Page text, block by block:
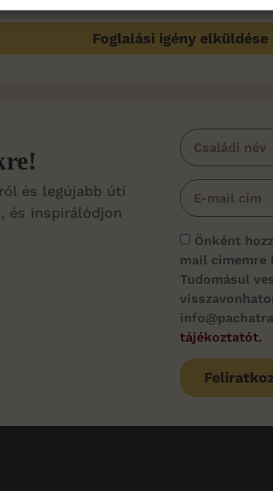
Foglalási igény elküldése
és legújabb úti
és inspirálódjon
Önként
mail címemre
Tudomásul
tájékoztatót.